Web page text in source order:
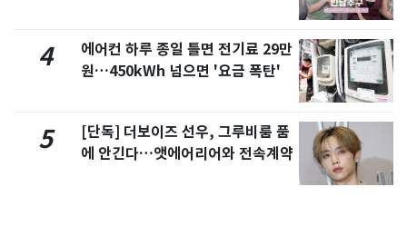
4
에어컨 하루 종일 틀면 전기료 29만
원…450kWh 넘으면 '요금 폭탄'
5
[단독] 더보이즈 선우, 그루비룸 품
에 안긴다…앳에어리어와 전속계약